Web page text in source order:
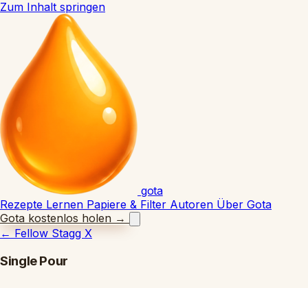
Zum Inhalt springen
gota
Rezepte Lernen Papiere & Filter Autoren Über Gota
Gota kostenlos holen →
← Fellow Stagg X
Single Pour